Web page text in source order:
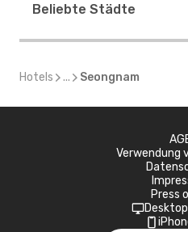
Beliebte Städte
Hotels ... Seongnam
Verwendung
Press